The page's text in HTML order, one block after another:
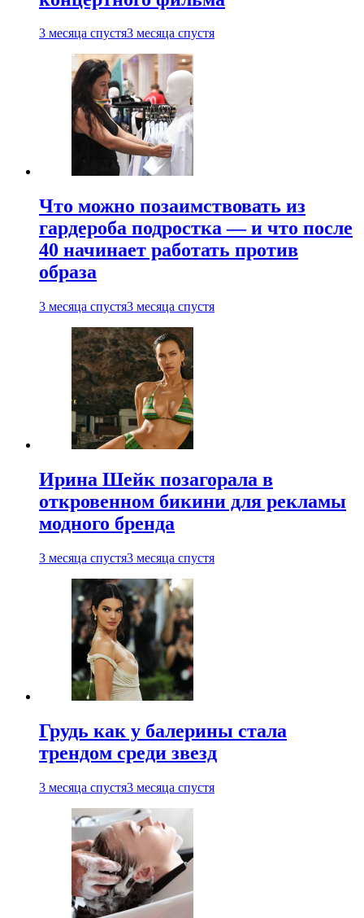
3 месяца спустя3 месяца спустя
Что можно позаимствовать из
гардероба подростка — и что после
40 начинает работать против
образа
3 месяца спустя3 месяца спустя
Ирина Шейк позагорала в
откровенном бикини для рекламы
модного бренда
3 месяца спустя3 месяца спустя
Грудь как у балерины стала
трендом среди звезд
3 месяца спустя3 месяца спустя